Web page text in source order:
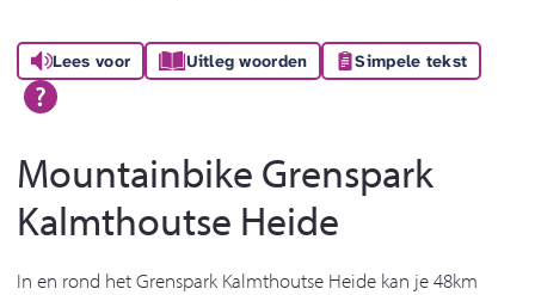
Lees voor Uitleg woorden Simpele tekst
Mountainbike Grenspark
Kalmthoutse Heide
In en rond het Grenspark Kalmthoutse Heide kan je 48km